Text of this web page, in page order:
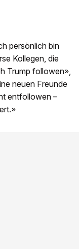
persönlich bin
Kollegen, die
Trump followen»,
neuen Freunde
entfollowen –